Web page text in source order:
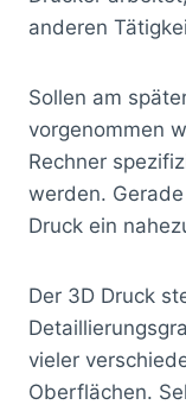
anderen
Sollen am
vorgenommen
Rechner
werden.
Druck ein
Der 3D Druck
vieler
Oberflächen.